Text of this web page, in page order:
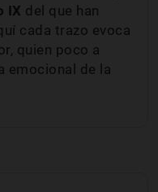
IX del que han
cada trazo evoca
quien poco a
emocional de la